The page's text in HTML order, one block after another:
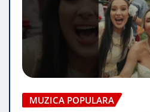
MUZICA POPULARA